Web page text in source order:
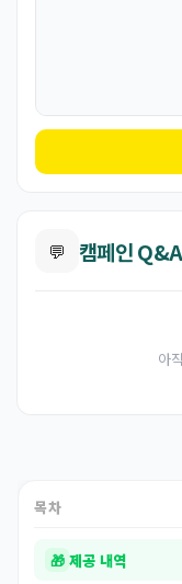
💬 캠페인 Q&A
아
목차
🎁 제공 내역